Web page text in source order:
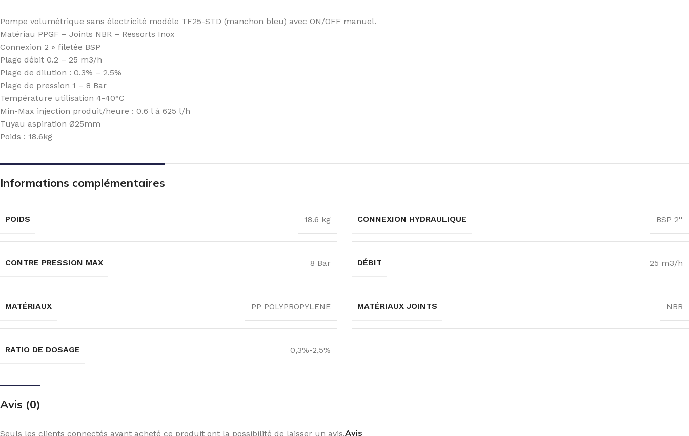
Pompe volumétrique sans électricité modèle TF25-STD (manchon bleu) avec ON/OFF manuel.
Matériau PPGF – Joints NBR – Ressorts Inox
Connexion 2 » filetée BSP
Plage débit 0.2 – 25 m3/h
Plage de dilution : 0.3% – 2.5%
Plage de pression 1 – 8 Bar
Température utilisation 4-40°C
Min-Max injection produit/heure : 0.6 l à 625 l/h
Tuyau aspiration Ø25mm
Poids : 18.6kg
Informations complémentaires
POIDS 18.6 kg CONNEXION HYDRAULIQUE BSP 2''
CONTRE PRESSION MAX 8 Bar DÉBIT 25 m3/h
MATÉRIAUX PP POLYPROPYLENE MATÉRIAUX JOINTS NBR
RATIO DE DOSAGE 0,3%-2,5%
Avis (0)
Avis
Seuls les clients connectés ayant acheté ce produit ont la possibilité de laisser un avis.